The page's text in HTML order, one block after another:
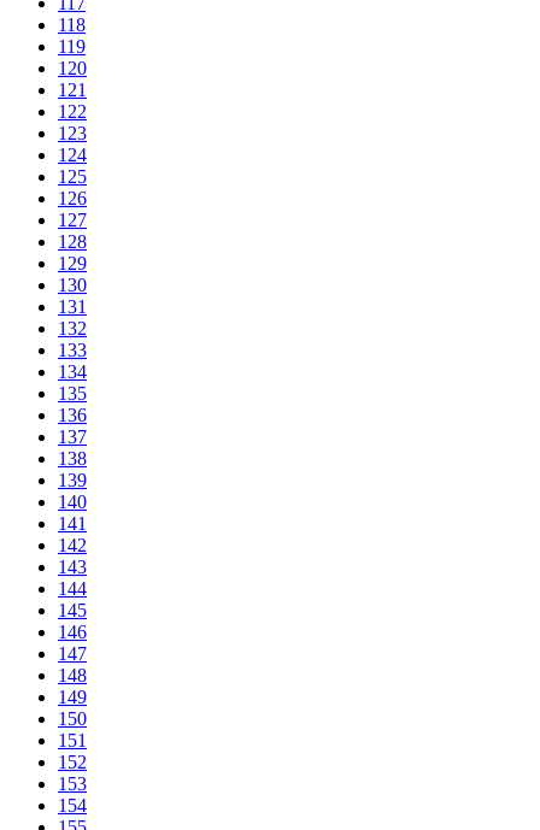
118
119
120
121
122
123
124
125
126
127
128
129
130
131
132
133
134
135
136
137
138
139
140
141
142
143
144
145
146
147
148
149
150
151
152
153
154